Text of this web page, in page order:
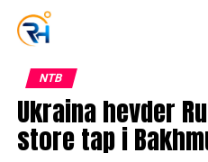
NTB
Ukraina hevder
store tap i